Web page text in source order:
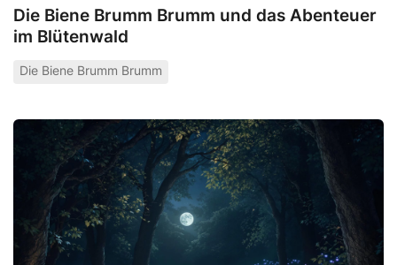
Die Biene Brumm Brumm und das Abenteuer
im Blütenwald
Die Biene Brumm Brumm